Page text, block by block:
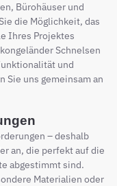
Bürohäuser und
die Möglichkeit, das
Ihres Projektes
Schnelsen
und
Sie uns gemeinsam an
– deshalb
an, die perfekt auf die
abgestimmt sind.
Materialien oder